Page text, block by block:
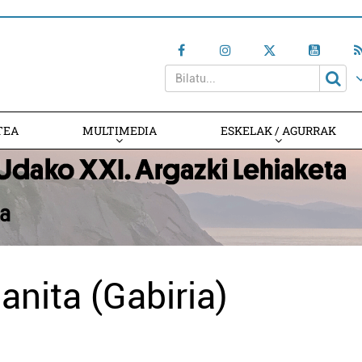
MULTIMEDIA ESKELAK / AGURRAK
(Gabiria)